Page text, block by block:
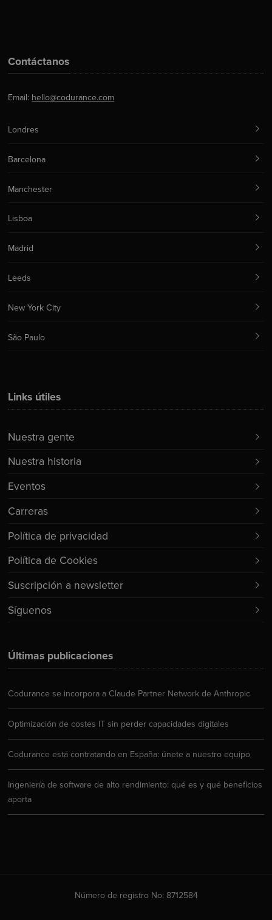
Últimas publicaciones
Codurance se incorpora a Claude Partner Network de Anthropic
Optimización de costes IT sin perder capacidades digitales
Codurance está contratando en España: únete a nuestro equipo
Ingeniería de software de alto rendimiento: qué es y qué beneficios
aporta
Links útiles
Nuestra gente
Nuestra historia
Eventos
Carreras
Política de privacidad
Política de Cookies
Suscripción a newsletter
Síguenos
Contáctanos
Email: hello@codurance.com
Londres
Barcelona
Manchester
Lisboa
Madrid
Leeds
New York City
São Paulo
Número de registro No: 8712584